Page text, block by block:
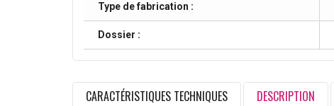
Type de fabrication :
Dossier :
CARACTÉRISTIQUES TECHNIQUES DESCRIPTION